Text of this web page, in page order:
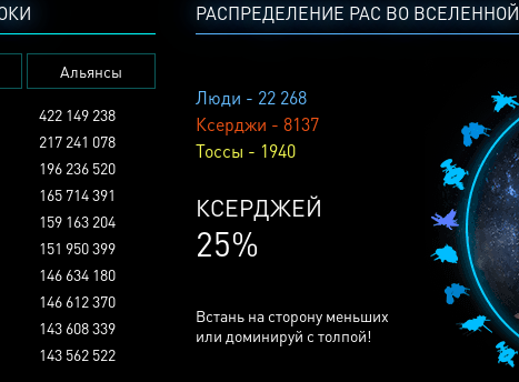
РАСПРЕДЕЛЕНИЕ РАС ВО ВСЕЛЕННОЙ
Люди - 22 268
Ксерджи - 8137
Тоссы - 1940
КСЕРДЖЕЙ
25%
Встань на сторону меньших
или доминируй с толпой!
Альянсы
422 149 238
217 241 078
196 236 520
165 714 391
159 163 204
151 950 399
146 634 180
146 612 370
143 608 339
143 562 522